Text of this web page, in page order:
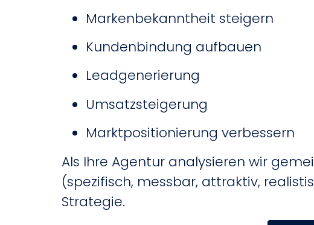
Markenbekanntheit steigern
Kundenbindung aufbauen
Leadgenerierung
Umsatzsteigerung
Marktpositionierung verbessern
Als Ihre Agentur analysieren wir
(spezifisch, messbar, attraktiv,
Strategie.